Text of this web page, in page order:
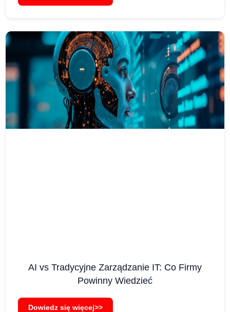
AI vs Tradycyjne Zarządzanie IT: Co Firmy
Powinny Wiedzieć
Dowiedz się więcej>>